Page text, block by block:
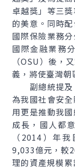
卓越獎」等三
的美意。同時
國際保險業務
國際金融業務
（OSU）後，
義，將使臺灣朝
副總統提及
為我國社會安
用更是推動我
成長，國人都
（2014）年
9,033億元，較
理的資產規模